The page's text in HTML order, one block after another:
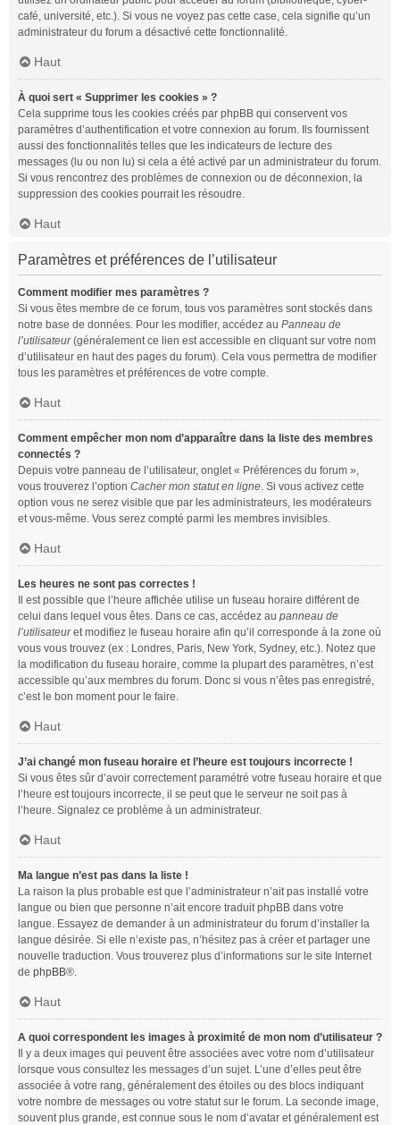
café, université, etc.). Si vous ne voyez pas cette case, cela signifie qu’un
administrateur du forum a désactivé cette fonctionnalité.
Haut
À quoi sert « Supprimer les cookies » ?
Cela supprime tous les cookies créés par phpBB qui conservent vos
paramètres d’authentification et votre connexion au forum. Ils fournissent
aussi des fonctionnalités telles que les indicateurs de lecture des
messages (lu ou non lu) si cela a été activé par un administrateur du forum.
Si vous rencontrez des problèmes de connexion ou de déconnexion, la
suppression des cookies pourrait les résoudre.
Haut
Paramètres et préférences de l’utilisateur
Comment modifier mes paramètres ?
Si vous êtes membre de ce forum, tous vos paramètres sont stockés dans
notre base de données. Pour les modifier, accédez au Panneau de
l’utilisateur(généralement ce lien est accessible en cliquant sur votre nom
d’utilisateur en haut des pages du forum). Cela vous permettra de modifier
tous les paramètres et préférences de votre compte.
Haut
Comment empêcher mon nom d’apparaître dans la liste des membres
connectés ?
Depuis votre panneau de l’utilisateur, onglet « Préférences du forum »,
vous trouverez l’option Cacher mon statut en ligne. Si vous activez cette
option vous ne serez visible que par les administrateurs, les modérateurs
et vous-même. Vous serez compté parmi les membres invisibles.
Haut
Les heures ne sont pas correctes !
Il est possible que l’heure affichée utilise un fuseau horaire différent de
celui dans lequel vous êtes. Dans ce cas, accédez au panneau de
l’utilisateuret modifiez le fuseau horaire afin qu’il corresponde à la zone où
vous vous trouvez (ex : Londres, Paris, New York, Sydney, etc.). Notez que
la modification du fuseau horaire, comme la plupart des paramètres, n’est
accessible qu’aux membres du forum. Donc si vous n’êtes pas enregistré,
c’est le bon moment pour le faire.
Haut
J’ai changé mon fuseau horaire et l’heure est toujours incorrecte !
Si vous êtes sûr d’avoir correctement paramétré votre fuseau horaire et que
l’heure est toujours incorrecte, il se peut que le serveur ne soit pas à
l’heure. Signalez ce problème à un administrateur.
Haut
Ma langue n’est pas dans la liste !
La raison la plus probable est que l’administrateur n’ait pas installé votre
langue ou bien que personne n’ait encore traduit phpBB dans votre
langue. Essayez de demander à un administrateur du forum d’installer la
langue désirée. Si elle n’existe pas, n’hésitez pas à créer et partager une
nouvelle traduction. Vous trouverez plus d’informations sur le site Internet
de phpBB®.
Haut
A quoi correspondent les images à proximité de mon nom d’utilisateur ?
Il y a deux images qui peuvent être associées avec votre nom d’utilisateur
lorsque vous consultez les messages d’un sujet. L’une d’elles peut être
associée à votre rang, généralement des étoiles ou des blocs indiquant
votre nombre de messages ou votre statut sur le forum. La seconde image,
souvent plus grande, est connue sous le nom d’avatar et généralement est